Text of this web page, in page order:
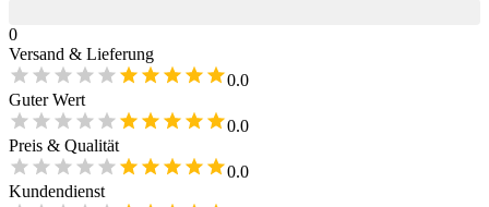
0
Versand & Lieferung
0.0
Guter Wert
0.0
Preis & Qualität
0.0
Kundendienst